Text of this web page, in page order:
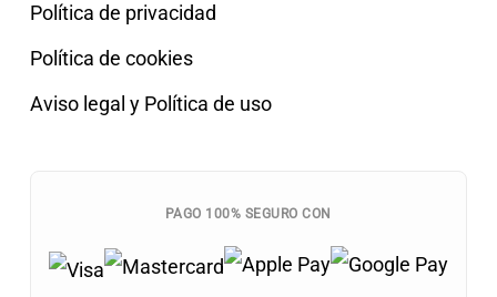
Política de privacidad
Política de cookies
Aviso legal y Política de uso
PAGO 100% SEGURO CON